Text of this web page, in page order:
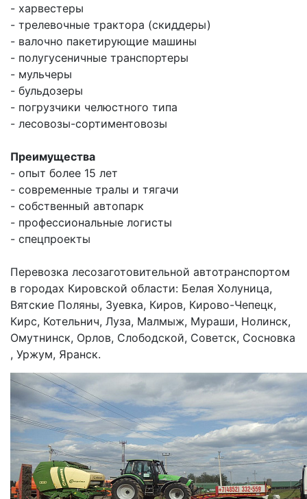
- харвестеры
- трелевочные трактора (скиддеры)
- валочно пакетирующие машины
- полугусеничные транспортеры
- мульчеры
- бульдозеры
- погрузчики челюстного типа
- лесовозы-сортиментовозы
Преимущества
- опыт более 15 лет
- современные тралы и тягачи
- собственный автопарк
- профессиональные логисты
- спецпроекты
Перевозка лесозаготовительной автотранспортом
в городах Кировской области: Белая Холуница,
Вятские Поляны, Зуевка, Киров, Кирово-Чепецк,
Кирс, Котельнич, Луза, Малмыж, Мураши, Нолинск,
Омутнинск, Орлов, Слободской, Советск, Сосновка
, Уржум, Яранск.